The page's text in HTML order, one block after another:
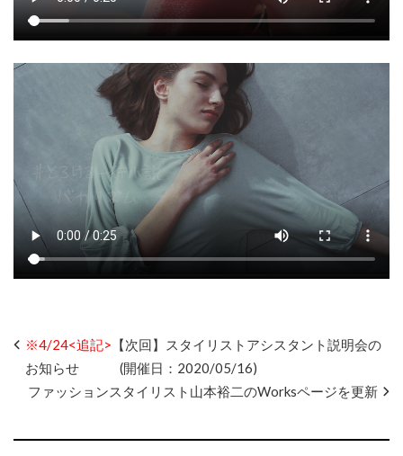
※4/24<追記> 【次回】スタイリストアシスタント説明会の
お知らせ (開催日：2020/05/16)
ファッションスタイリスト山本裕二のWorksページを更新